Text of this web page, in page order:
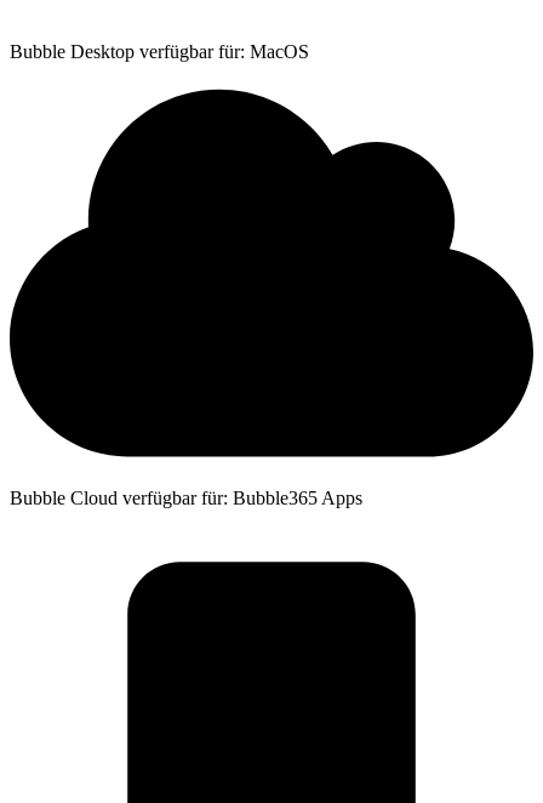
Bubble Desktop verfügbar für: MacOS
Bubble Cloud verfügbar für: Bubble365 Apps